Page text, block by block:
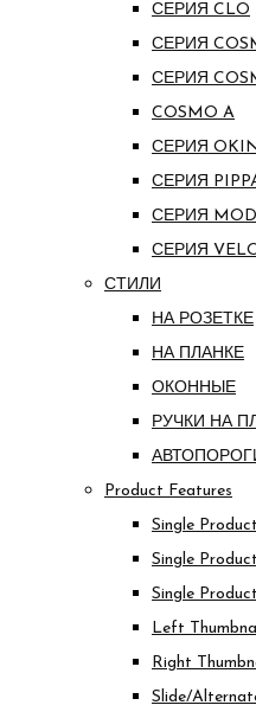
СЕРИЯ CLO
СЕРИЯ
СЕРИЯ
COSMO A
СЕРИЯ
СЕРИЯ
СЕРИЯ
СЕРИЯ
СТИЛИ
НА РОЗЕТКЕ
НА ПЛАНКЕ
ОКОННЫЕ
РУЧКИ НА
Product Features
Single
Single
Single
Left
Right
Slide/